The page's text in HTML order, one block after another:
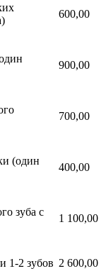
600,00
900,00
700,00
(один
400,00
зуба с
1 100,00
1-2 зубов 2 600,00